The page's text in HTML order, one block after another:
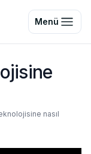
Menü
nasıl